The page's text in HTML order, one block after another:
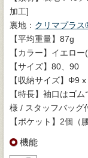
加工]
裏地： クリマプラス
【平均重量】87g
【カラー】イエロ
【サイズ】80、90
【収納サイズ】Φ9
【特長】袖口はゴ
様 / スタッフバッグ
【ポケット】2個（腰
機能